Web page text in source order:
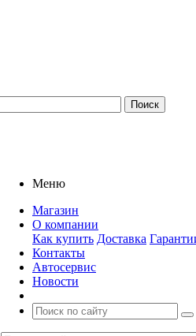
Меню
Магазин
О компании
Как купить Доставка
Контакты
Автосервис
Новости